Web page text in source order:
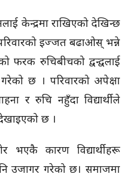
केन्द्रमा राखिएको देखिन्छ
परिवारको इज्जत बढाओस् भन्ने
फरक रुचिबीचको द्वन्द्वलाई
छ । परिवारको अपेक्षा
र रुचि नहुँदा विद्यार्थीले
छ ।
भएकै कारण विद्यार्थीहरू
उजागर गरेको छ। समाजमा